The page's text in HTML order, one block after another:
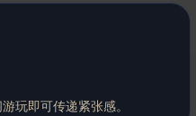
玩即可传递紧张感。